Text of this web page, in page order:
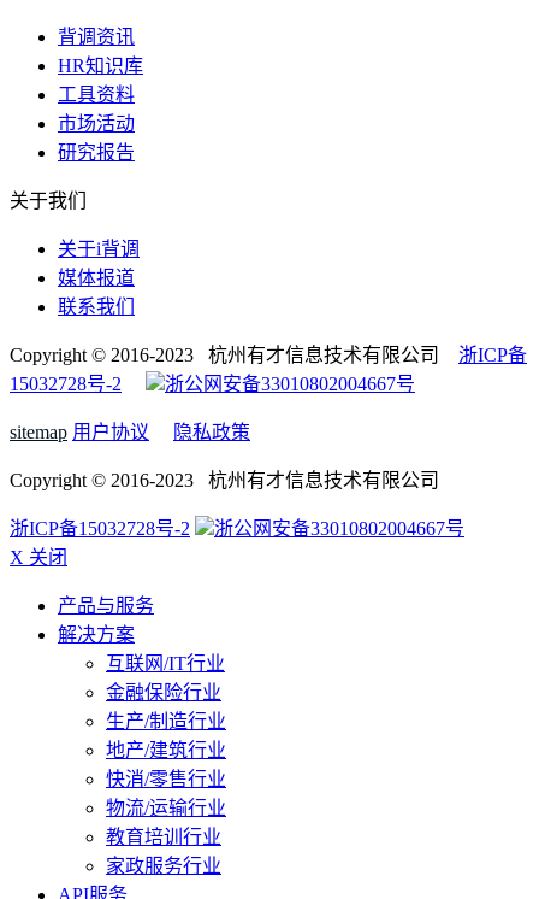
背调资讯
HR知识库
工具资料
市场活动
研究报告
关于我们
关于i背调
媒体报道
联系我们
Copyright © 2016-2023 杭州有才信息技术有限公司 浙ICP备
15032728号-2
浙公网安备33010802004667号
sitemap 用户协议 隐私政策
Copyright © 2016-2023 杭州有才信息技术有限公司
浙ICP备15032728号-2
浙公网安备33010802004667号
X 关闭
产品与服务
解决方案
互联网/IT行业
金融保险行业
生产/制造行业
地产/建筑行业
快消/零售行业
物流/运输行业
教育培训行业
家政服务行业
API服务